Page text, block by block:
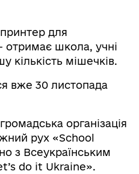
для
отримає школа, учні
кількість мішечків.
вже 30 листопада
організація
рух «School
з Всеукраїнським
do it Ukraine».